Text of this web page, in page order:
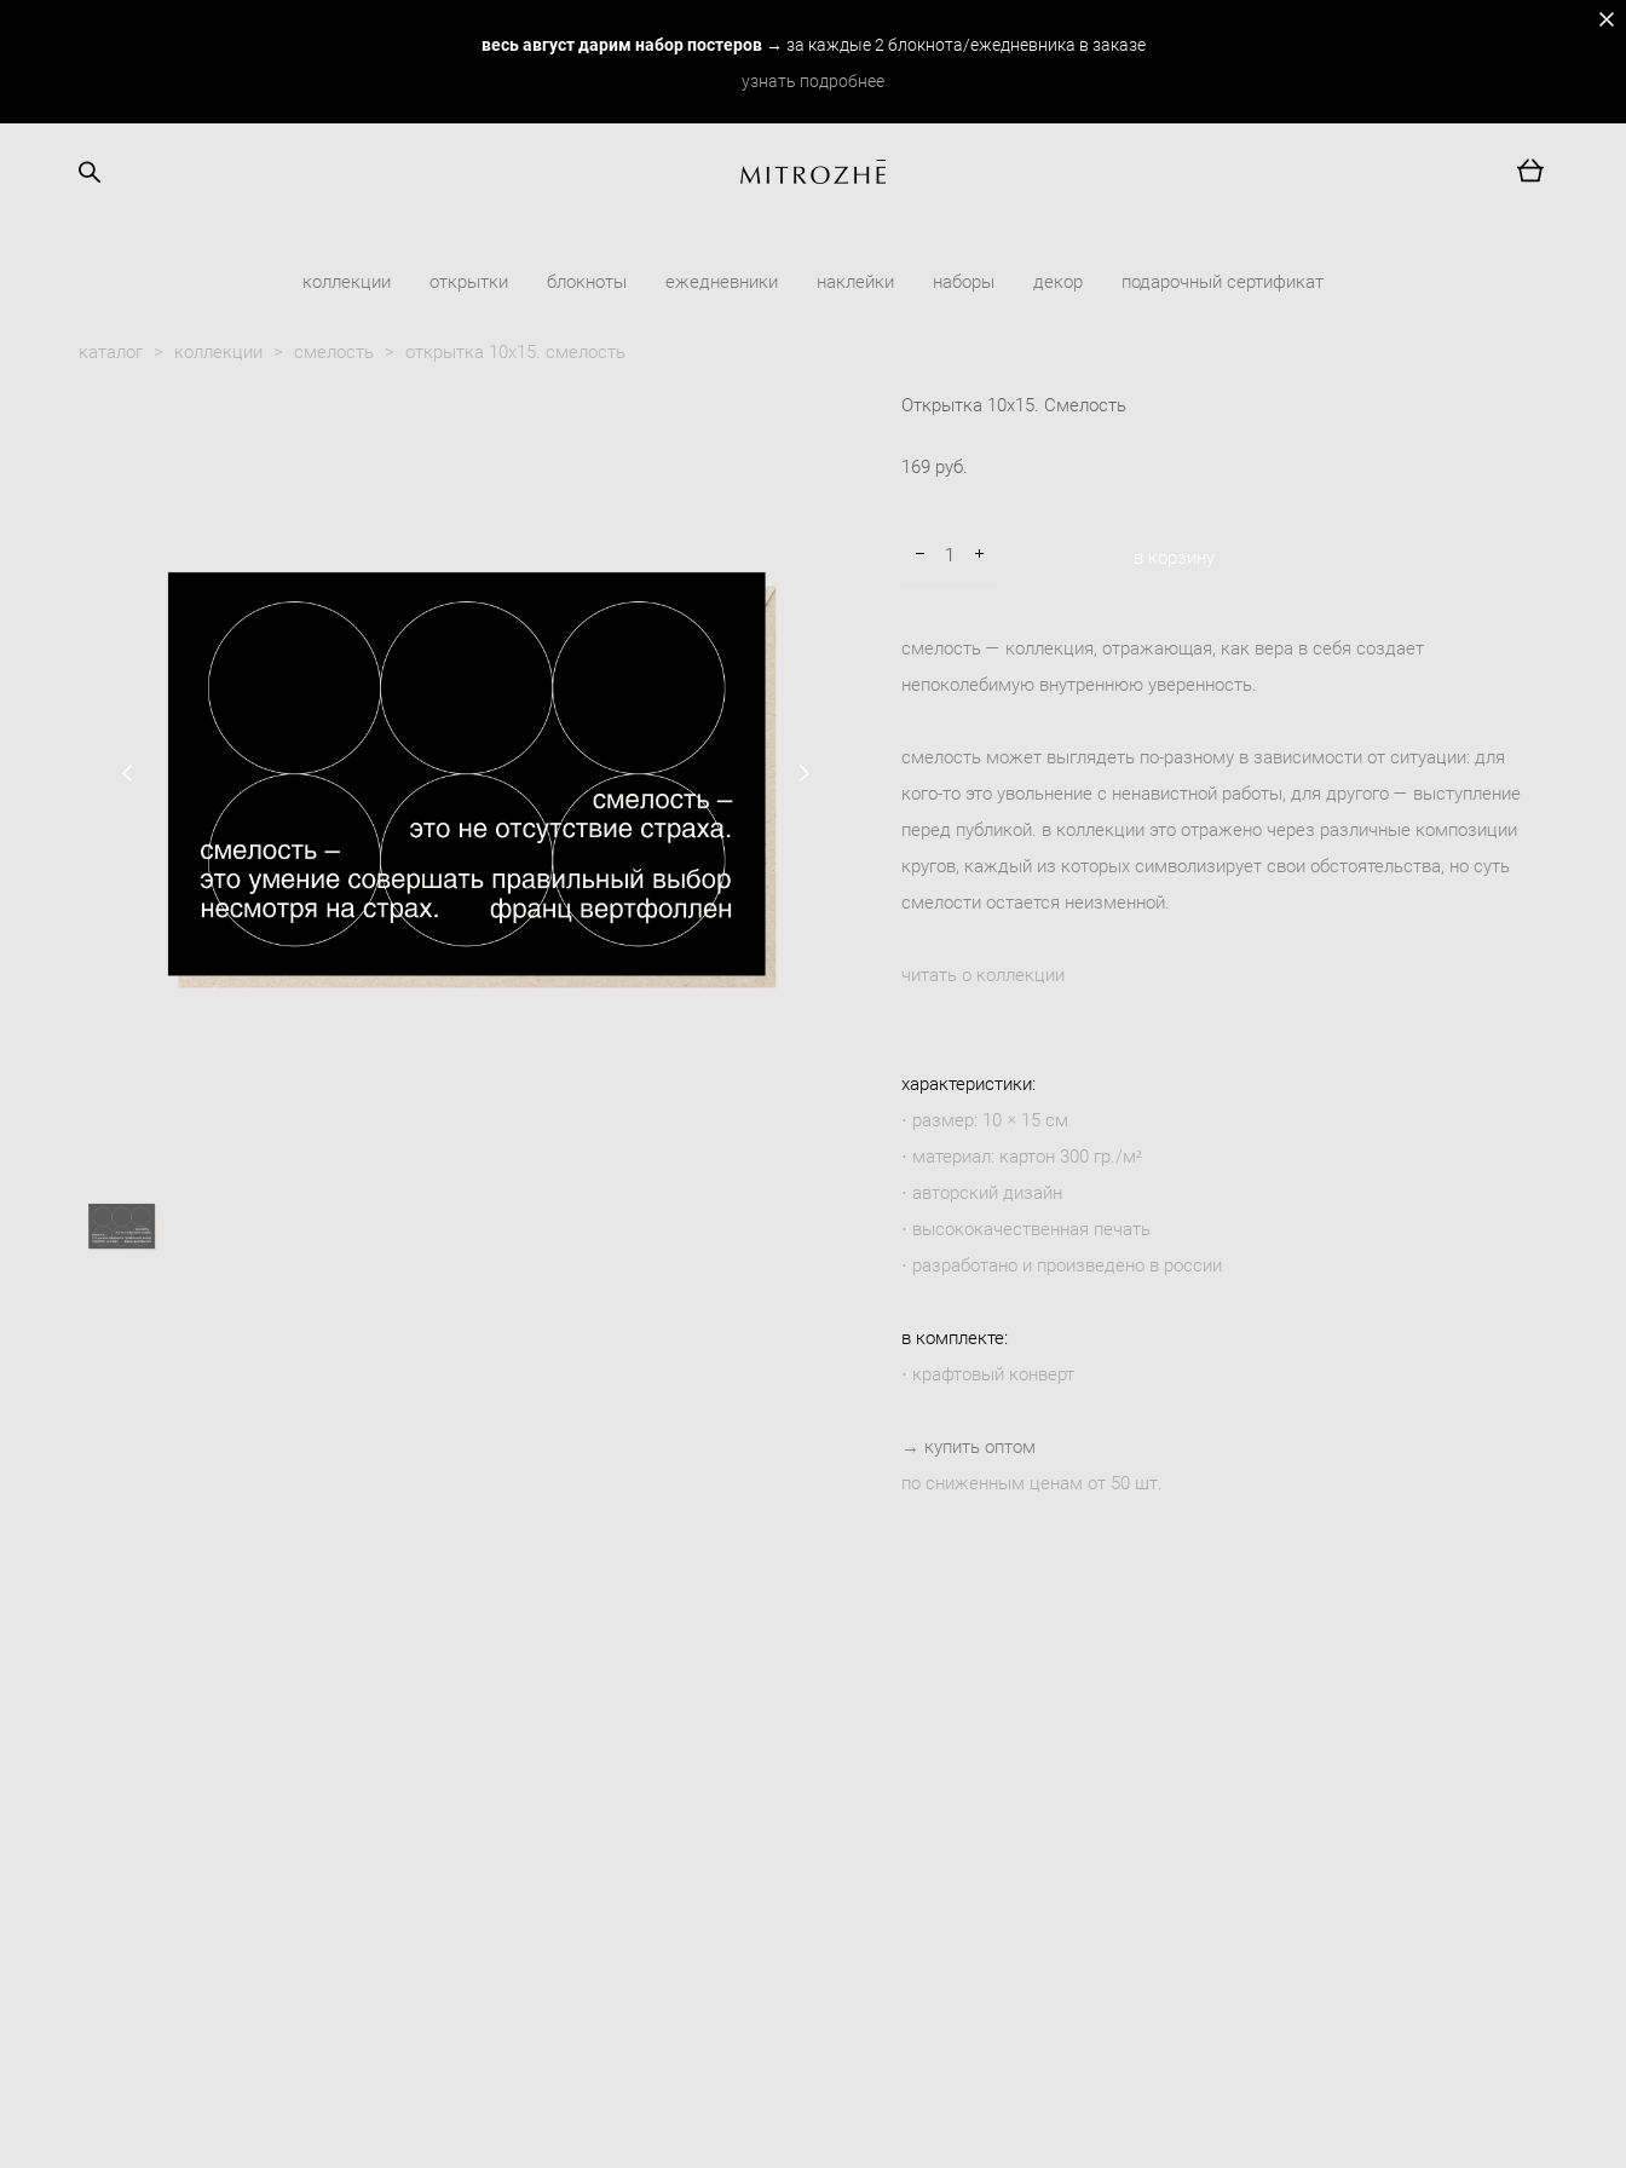
весь август дарим набор постеров→ за каждые 2 блокнота/ежедневника в заказе
узнать подробнее
коллекции открытки блокноты ежедневники наклейки наборы декор подарочный сертификат
каталог > коллекции > смелость > открытка 10х15. смелость
Открытка 10х15. Смелость
169 pуб.
в корзину
смелость — коллекция, отражающая, как вера в себя создает
непоколебимую внутреннюю уверенность.
смелость может выглядеть по-разному в зависимости от ситуации: для
кого-то это увольнение с ненавистной работы, для другого — выступление
перед публикой. в коллекции это отражено через различные композиции
кругов, каждый из которых символизирует свои обстоятельства, но суть
смелости остается неизменной.
читать о коллекции
характеристики:
· размер: 10 × 15 см
· материал: картон 300 гр./м²
· авторский дизайн
· высококачественная печать
· разработано и произведено в россии
в комплекте:
· крафтовый конверт
→ купить оптом
по сниженным ценам от 50 шт.